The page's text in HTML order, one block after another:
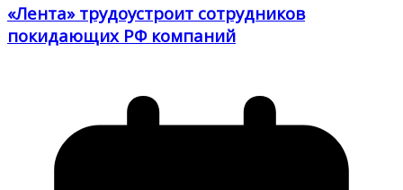
«Лента» трудоустроит сотрудников
покидающих РФ компаний